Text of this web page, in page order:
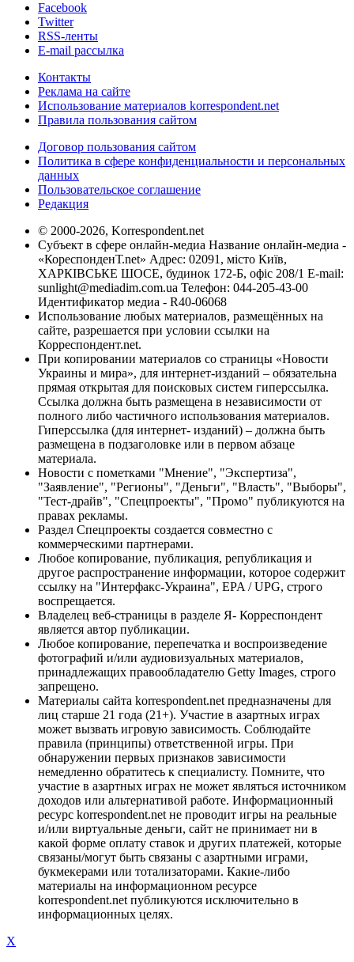
Facebook
Twitter
RSS-ленты
E-mail рассылка
Контакты
Реклама на сайте
Использование материалов korrespondent.net
Правила пользования сайтом
Договор пользования сайтом
Политика в сфере конфиденциальности и персональных
данных
Пользовательское соглашение
Редакция
© 2000-2026, Korrespondent.net
Субъект в сфере онлайн-медиа Название онлайн-медиа -
«КореспонденТ.net» Адрес: 02091, місто Київ,
ХАРКІВСЬКЕ ШОСЕ, будинок 172-Б, офіс 208/1 E-mail:
sunlight@mediadim.com.ua Телефон: 044-205-43-00
Идентификатор медиа - R40-06068
Использование любых материалов, размещённых на
сайте, разрешается при условии ссылки на
Корреспондент.net.
При копировании материалов со страницы «Новости
Украины и мира», для интернет-изданий – обязательна
прямая открытая для поисковых систем гиперссылка.
Ссылка должна быть размещена в независимости от
полного либо частичного использования материалов.
Гиперссылка (для интернет- изданий) – должна быть
размещена в подзаголовке или в первом абзаце
материала.
Новости с пометками "Мнение", "Экспертиза",
"Заявление", "Регионы", "Деньги", "Власть", "Выборы",
"Тест-драйв", "Спецпроекты", "Промо" публикуются на
правах рекламы.
Раздел Спецпроекты создается совместно с
коммерческими партнерами.
Любое копирование, публикация, републикация и
другое распространение информации, которое содержит
ссылку на "Интерфакс-Украина", EPA / UPG, строго
воспрещается.
Владелец веб-страницы в разделе Я- Корреспондент
является автор публикации.
Любое копирование, перепечатка и воспроизведение
фотографий и/или аудиовизуальных материалов,
принадлежащих правообладателю Getty Images, строго
запрещено.
Материалы сайта korrespondent.net предназначены для
лиц старше 21 года (21+). Участие в азартных играх
может вызвать игровую зависимость. Соблюдайте
правила (принципы) ответственной игры. При
обнаружении первых признаков зависимости
немедленно обратитесь к специалисту. Помните, что
участие в азартных играх не может являться источником
доходов или альтернативой работе. Информационный
ресурс korrespondent.net не проводит игры на реальные
и/или виртуальные деньги, сайт не принимает ни в
какой форме оплату ставок и других платежей, которые
связаны/могут быть связаны с азартными играми,
букмекерами или тотализаторами. Какие-либо
материалы на информационном ресурсе
korrespondent.net публикуются исключительно в
информационных целях.
X